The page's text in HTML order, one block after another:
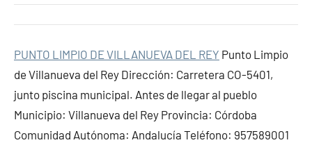
PUNTO LIMPIO DE VILLANUEVA DEL REY Punto Limpio
de Villanueva del Rey Dirección: Carretera CO-5401,
junto piscina municipal. Antes de llegar al pueblo
Municipio: Villanueva del Rey Provincia: Córdoba
Comunidad Autónoma: Andalucía Teléfono: 957589001